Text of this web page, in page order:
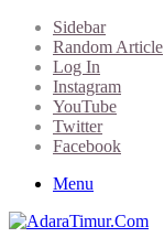
Sidebar
Random Article
Log In
Instagram
YouTube
Twitter
Facebook
Menu